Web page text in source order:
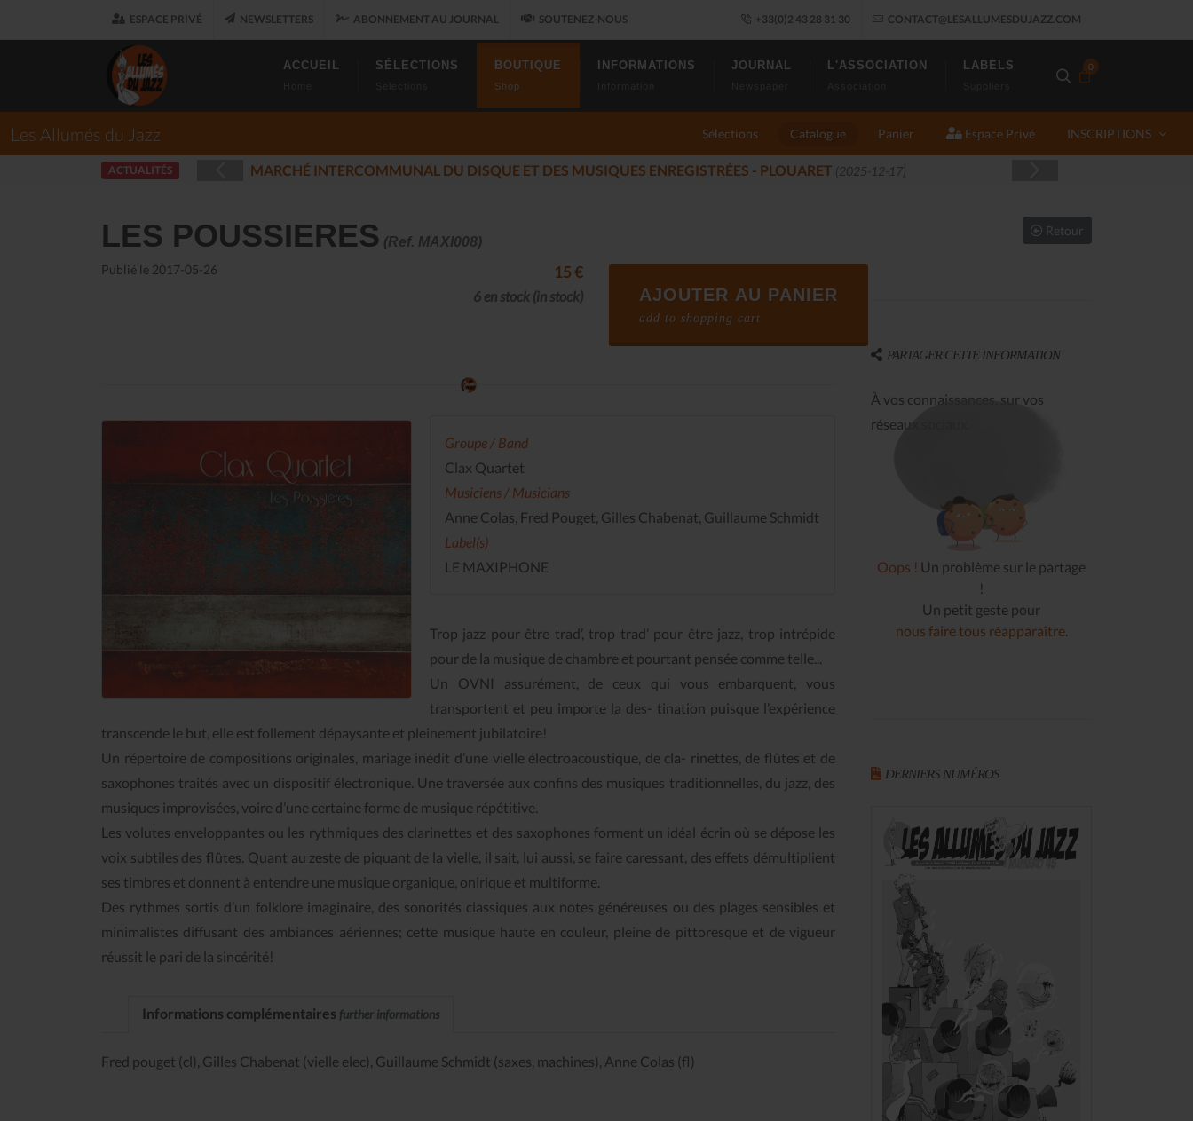
ESPACE PRIVÉ NEWSLETTERS ABONNEMENT AU JOURNAL SOUTENEZ-NOUS +33(0)2 43 28 31 30 CONTACT@LESALLUMESDUJAZZ.COM
0
ACCUEIL SÉLECTIONS BOUTIQUE
Shop
INFORMATIONS JOURNAL L'ASSOCIATION LABELS
Les Allumés du Jazz Sélections Catalogue Panier Espace Privé INSCRIPTIONS
ACTUALITÉS LES ALLUMÉS DU JAZZ FONT SALON, LE PROGRAMME (2025-11-14)
LES POUSSIERES (Ref. MAXI008)
Publié le 2017-05-26
15 €
6 en stock (in stock) AJOUTER AU PANIER
add to shopping cart
Groupe / Band
Clax Quartet
Musiciens / Musicians
Anne Colas, Fred Pouget, Gilles Chabenat, Guillaume Schmidt
Label(s)
LE MAXIPHONE
Trop jazz pour être trad’, trop trad’ pour être jazz, trop intrépide
pour de la musique de chambre et pourtant pensée comme telle...
Un OVNI assurément, de ceux qui vous embarquent, vous
transportent et peu importe la des- tination puisque l’expérience
transcende le but, elle est follement dépaysante et pleinement jubilatoire!
Un répertoire de compositions originales, mariage inédit d’une vielle électroacoustique, de cla- rinettes, de flûtes et de
saxophones traités avec un dispositif électronique. Une traversée aux confins des musiques traditionnelles, du jazz, des
musiques improvisées, voire d’une certaine forme de musique répétitive.
Les volutes enveloppantes ou les rythmiques des clarinettes et des saxophones forment un idéal écrin où se dépose les
voix subtiles des flûtes. Quant au zeste de piquant de la vielle, il sait, lui aussi, se faire caressant, des effets démultiplient
ses timbres et donnent à entendre une musique organique, onirique et multiforme.
Des rythmes sortis d’un folklore imaginaire, des sonorités classiques aux notes généreuses ou des plages sensibles et
minimalistes diffusant des ambiances aériennes; cette musique haute en couleur, pleine de pittoresque et de vigueur
réussit le pari de la sincérité!
Informations complémentaires further informations
Fred pouget (cl), Gilles Chabenat (vielle elec), Guillaume Schmidt (saxes, machines), Anne Colas (fl)
Retour
PARTAGER CETTE INFORMATION
À vos connaissances, sur vos
réseaux sociaux.
Oops ! Un problème sur le partage
!
Un petit geste pour
nous faire tous réapparaître.
DERNIERS NUMÉROS